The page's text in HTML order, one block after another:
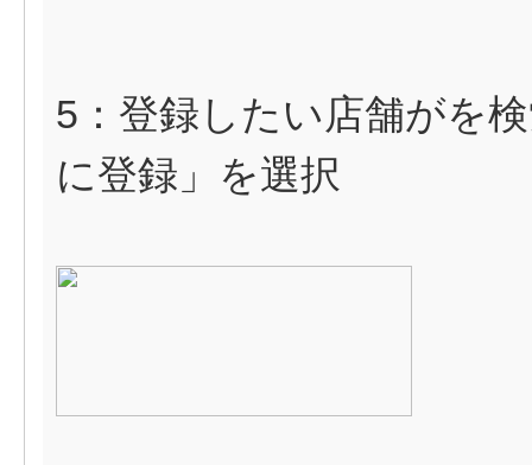
5：登録したい店舗がを
に登録」を選択